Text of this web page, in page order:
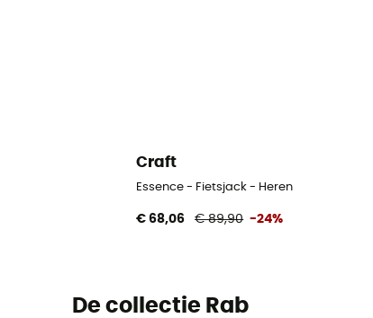
Craft
Essence - Fietsjack - Heren
€ 68,06 € 89,90 -24%
De collectie Rab